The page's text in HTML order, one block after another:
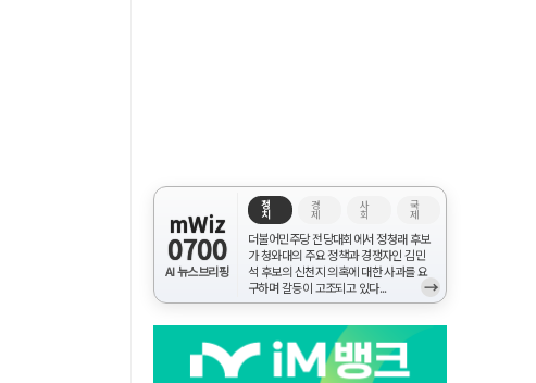
mWiz
0700
AI 뉴스브리핑
정
치
경
제
사
회
국
제
더불어민주당 전당대회에서 정청래 후보
가 청와대의 주요 정책과 경쟁자인 김민
석 후보의 신천지 의혹에 대한 사과를 요
구하며 갈등이 고조되고 있다...
→